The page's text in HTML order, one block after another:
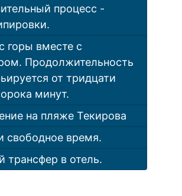
процесс -
горы вместе с
Продолжительность
от тридцати
минут.
на пляже Текирова
свободное время.
трансфер в отель.